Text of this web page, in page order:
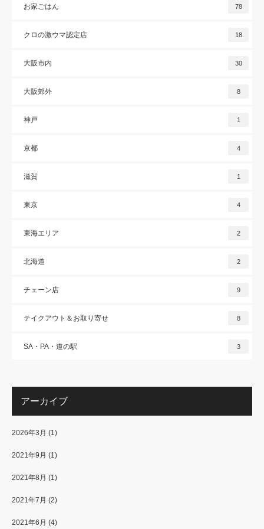
お家ごはん 78
クロの激ウマ認定店 18
大阪市内 30
大阪郊外 8
神戸 1
京都 4
滋賀 1
東京 4
東海エリア 2
北海道 2
チェーン店 9
テイクアウト＆お取り寄せ 8
SA・PA・道の駅 3
アーカイブ
2026年3月 (1)
2021年9月 (1)
2021年8月 (1)
2021年7月 (2)
2021年6月 (4)